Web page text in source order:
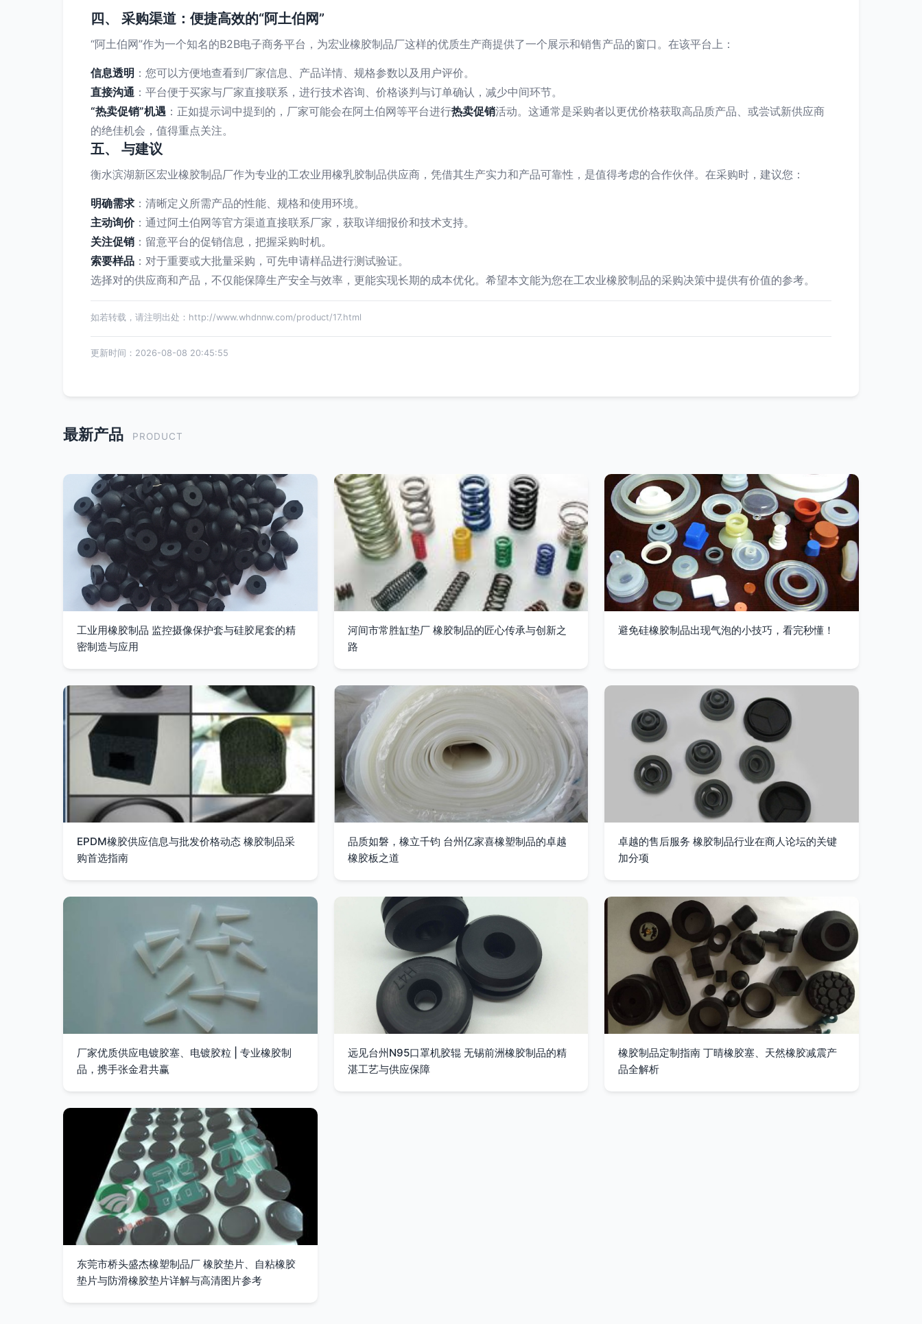
四、 采购渠道：便捷高效的“阿土伯网”
“阿土伯网”作为一个知名的B2B电子商务平台，为宏业橡胶制品厂这样的优质生产商提供了一个展示和销售产品的窗口。在该平台上：
信息透明 ：您可以方便地查看到厂家信息、产品详情、规格参数以及用户评价。
直接沟通 ：平台便于买家与厂家直接联系，进行技术咨询、价格谈判与订单确认，减少中间环节。
“热卖促销”机遇 ：正如提示词中提到的，厂家可能会在阿土伯网等平台进行热卖促销活动。这通常是采购者以更优价格获取高品质产品、或尝试新供应商
的绝佳机会，值得重点关注。
五、 与建议
衡水滨湖新区宏业橡胶制品厂作为专业的工农业用橡乳胶制品供应商，凭借其生产实力和产品可靠性，是值得考虑的合作伙伴。在采购时，建议您：
明确需求 ：清晰定义所需产品的性能、规格和使用环境。
主动询价：通过阿土伯网等官方渠道直接联系厂家，获取详细报价和技术支持。
关注促销 ：留意平台的促销信息，把握采购时机。
索要样品 ：对于重要或大批量采购，可先申请样品进行测试验证。
选择对的供应商和产品，不仅能保障生产安全与效率，更能实现长期的成本优化。希望本文能为您在工农业橡胶制品的采购决策中提供有价值的参考。
如若转载，请注明出处：http://www.whdnnw.com/product/17.html
更新时间：2026-08-08 20:45:55
最新产品 PRODUCT
工业用橡胶制品 监控摄像保护套与硅胶尾套的精
密制造与应用
河间市常胜缸垫厂 橡胶制品的匠心传承与创新之
路
避免硅橡胶制品出现气泡的小技巧，看完秒懂！
EPDM橡胶供应信息与批发价格动态 橡胶制品采
购首选指南
品质如磐，橡立千钧 台州亿家喜橡塑制品的卓越
橡胶板之道
卓越的售后服务 橡胶制品行业在商人论坛的关键
加分项
厂家优质供应电镀胶塞、电镀胶粒 | 专业橡胶制
品，携手张金君共赢
远见台州N95口罩机胶辊 无锡前洲橡胶制品的精
湛工艺与供应保障
橡胶制品定制指南 丁晴橡胶塞、天然橡胶减震产
品全解析
东莞市桥头盛杰橡塑制品厂 橡胶垫片、自粘橡胶
垫片与防滑橡胶垫片详解与高清图片参考